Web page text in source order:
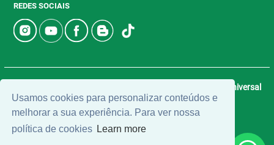
Usamos cookies para personalizar conteúdos e
melhorar a sua experiência. Para ver nossa
política de cookies Learn more
REDES SOCIAIS
Universal
Software.